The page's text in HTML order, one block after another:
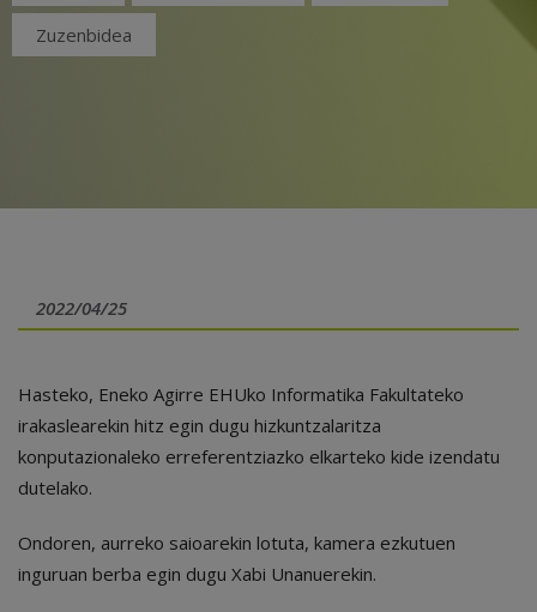
Zuzenbidea
2022/04/25
Hasteko, Eneko Agirre EHUko Informatika Fakultateko
irakaslearekin hitz egin dugu hizkuntzalaritza
konputazionaleko erreferentziazko elkarteko kide izendatu
dutelako.
Ondoren, aurreko saioarekin lotuta, kamera ezkutuen
inguruan berba egin dugu Xabi Unanuerekin.